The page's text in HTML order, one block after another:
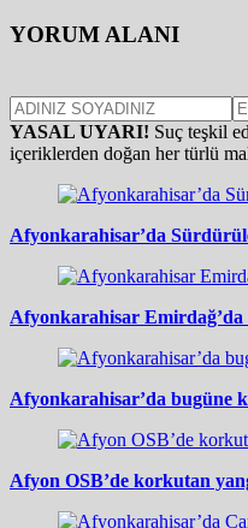
YORUM ALANI
YASAL UYARI! Suç teşkil
içeriklerden doğan her türlü
Afyonkarahisar’da
Afyonkarahisar Emirdağ’da
Afyonkarahisar’da bugüne
Afyon OSB’de korkutan